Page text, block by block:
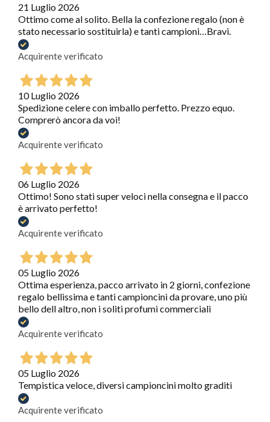
21 Luglio 2026
Ottimo come al solito. Bella la confezione regalo (non è
stato necessario sostituirla) e tanti campioni…Bravi.
Acquirente verificato
10 Luglio 2026
Spedizione celere con imballo perfetto. Prezzo equo.
Comprerò ancora da voi!
Acquirente verificato
06 Luglio 2026
Ottimo! Sono stati super veloci nella consegna e il pacco
è arrivato perfetto!
Acquirente verificato
05 Luglio 2026
Ottima esperienza, pacco arrivato in 2 giorni, confezione
regalo bellissima e tanti campioncini da provare, uno più
bello dell altro, non i soliti profumi commerciali
Acquirente verificato
05 Luglio 2026
Tempistica veloce, diversi campioncini molto graditi
Acquirente verificato